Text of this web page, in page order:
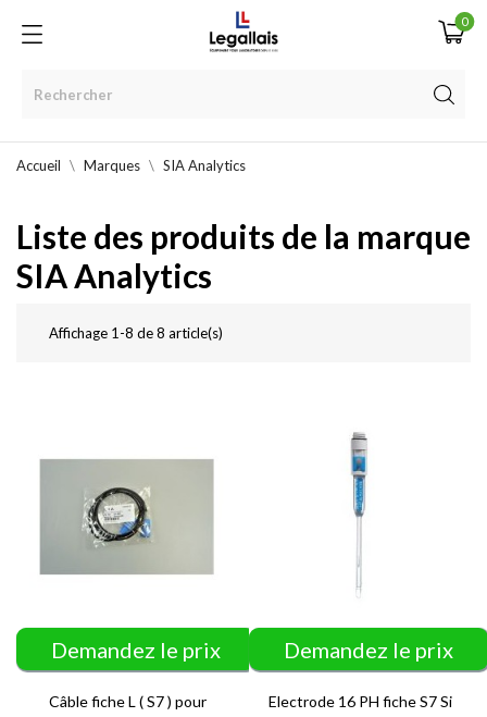
0
Accueil Marques SIA Analytics
Liste des produits de la marque
SIA Analytics
Affichage 1-8 de 8 article(s)
Demandez le prix
Câble fiche L ( S7 ) pour
Demandez le prix
Electrode 16 PH fiche S7 Si